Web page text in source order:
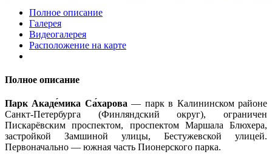
Полное описание
Галерея
Видеогалерея
Расположение на карте
Полное описание
Парк Акаде́мика Са́харова — парк в Калининском районе
Санкт-Петербурга (Финляндский округ), ограничен
Пискарёвским проспектом, проспектом Маршала Блюхера,
застройкой Замшиной улицы, Бестужевской улицей.
Первоначально — южная часть Пионерского парка.